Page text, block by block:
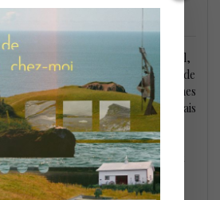
en chant jazz à l’Université McGill,
chanteuse captivante, passionnée de
Sensible et polyvalente, ses racines
le rock, le blues et la chanson, mais
McGill, Ranee Lee, Camille
lui ont transmis leur amour et
jazz. Kevin Dean, Joe Sullivan et
leurs esthétiques musicales
en matière d’improvisation, de